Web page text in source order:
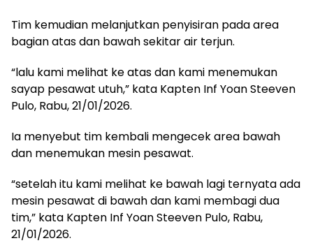
Tim kemudian melanjutkan penyisiran pada area
bagian atas dan bawah sekitar air terjun.
“lalu kami melihat ke atas dan kami menemukan
sayap pesawat utuh,” kata Kapten Inf Yoan Steeven
Pulo, Rabu, 21/01/2026.
Ia menyebut tim kembali mengecek area bawah
dan menemukan mesin pesawat.
“setelah itu kami melihat ke bawah lagi ternyata ada
mesin pesawat di bawah dan kami membagi dua
tim,” kata Kapten Inf Yoan Steeven Pulo, Rabu,
21/01/2026.